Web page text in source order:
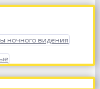
ночного видения